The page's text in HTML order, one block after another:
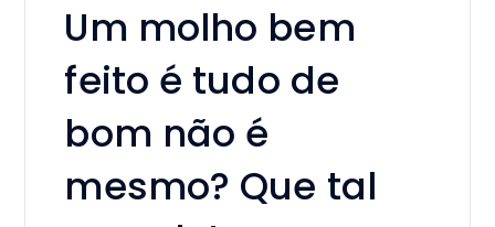
Um molho bem
feito é tudo de
bom não é
mesmo? Que tal